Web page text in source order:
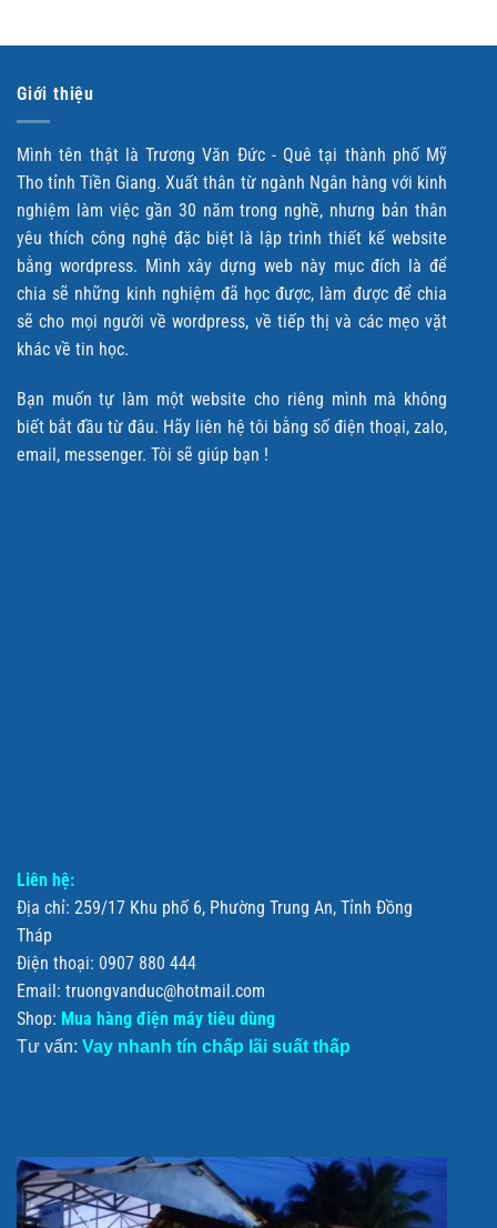
Giới thiệu
Mình tên thật là Trương Văn Đức - Quê tại thành phố Mỹ
Tho tỉnh Tiền Giang. Xuất thân từ ngành Ngân hàng với kinh
nghiệm làm việc gần 30 năm trong nghề, nhưng bản thân
yêu thích công nghệ đặc biệt là lập trình thiết kế website
bằng wordpress. Mình xây dựng web này mục đích là để
chia sẽ những kinh nghiệm đã học được, làm được để chia
sẽ cho mọi người về wordpress, về tiếp thị và các mẹo vặt
khác về tin học.
Bạn muốn tự làm một website cho riêng mình mà không
biết bắt đầu từ đâu. Hãy liên hệ tôi bằng số điện thoại, zalo,
email, messenger. Tôi sẽ giúp bạn !
Liên hệ:
Địa chỉ: 259/17 Khu phố 6, Phường Trung An, Tỉnh Đồng
Tháp
Điện thoại: 0907 880 444
Email: truongvanduc@hotmail.com
Shop: Mua hàng điện máy tiêu dùng
Tư vấn: Vay nhanh tín chấp lãi suất thấp